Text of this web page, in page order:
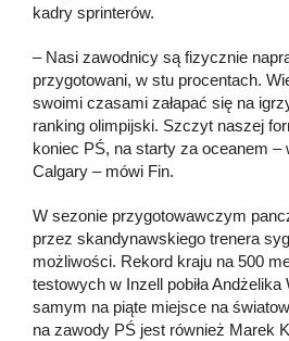
kadry sprinterów.
– Nasi zawodnicy są fizycznie
przygotowani, w stu procentach.
swoimi czasami załapać się na
ranking olimpijski. Szczyt naszej
koniec PŚ, na starty za oceanem –
Calgary – mówi Fin.
W sezonie przygotowawczym
przez skandynawskiego trenera
możliwości. Rekord kraju na 500
testowych w Inzell pobiła
samym na piąte miejsce na
na zawody PŚ jest również Marek